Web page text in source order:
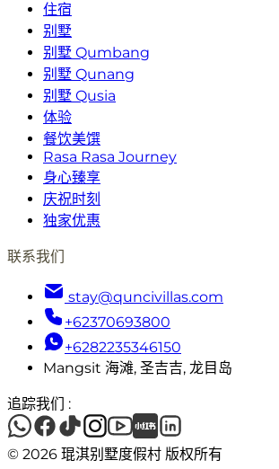
住宿
别墅
别墅 Qumbang
别墅 Qunang
别墅 Qusia
体验
餐饮美馔
Rasa Rasa Journey
身心臻享
庆祝时刻
独家优惠
联系我们
stay@quncivillas.com
+62370693800
+6282235346150
Mangsit 海滩, 圣吉吉, 龙目岛
追踪我们 :
© 2026 琨淇别墅度假村 版权所有